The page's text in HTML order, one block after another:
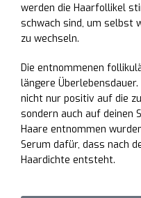
werden die Haarfollikel
schwach sind, um selbst
zu wechseln.
Die entnommenen
längere
nicht nur positiv auf die
sondern auch auf deinen
Haare entnommen
Serum dafür, dass nach
Haardichte entsteht.